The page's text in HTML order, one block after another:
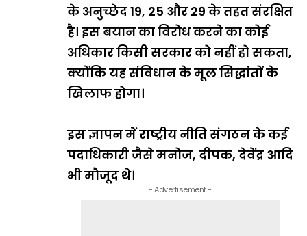
के अनुच्छेद 19, 25 और 29 के तहत संरक्षित
है। इस बयान का विरोध करने का कोई
अधिकार किसी सरकार को नहीं हो सकता,
क्योंकि यह संविधान के मूल सिद्धांतों के
खिलाफ होगा।
इस ज्ञापन में राष्ट्रीय नीति संगठन के कई
पदाधिकारी जैसे मनोज, दीपक, देवेंद्र आदि
भी मौजूद थे।
- Advertisement -